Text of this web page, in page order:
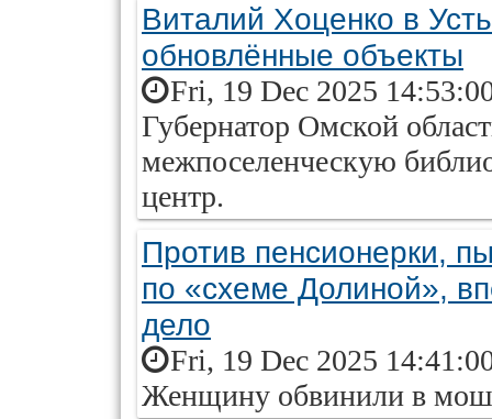
Виталий Хоценко в
обновлённые объекты
Fri, 19 Dec 2025
Губернатор Омской
межпоселенческую
центр.
Против пенсионерки,
по «схеме Долиной»,
дело
Fri, 19 Dec 2025
Женщину обвинили в